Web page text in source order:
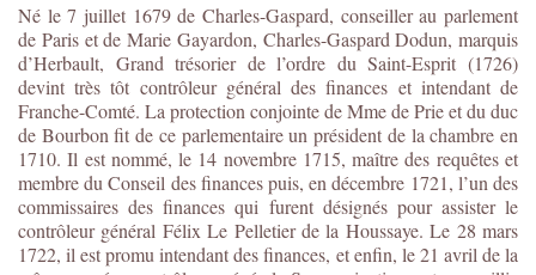
Né le 7 juillet 1679 de Charles-Gaspard, conseiller au parlement
de Paris et de Marie Gayardon, Charles-Gaspard Dodun, marquis
d’Herbault, Grand trésorier de l’ordre du Saint-Esprit (1726)
devint très tôt contrôleur général des finances et intendant de
Franche-Comté. La protection conjointe de Mme de Prie et du duc
de Bourbon fit de ce parlementaire un président de la chambre en
1710. Il est nommé, le 14 novembre 1715, maître des requêtes et
membre du Conseil des finances puis, en décembre 1721, l’un des
commissaires des finances qui furent désignés pour assister le
contrôleur général Félix Le Pelletier de la Houssaye. Le 28 mars
1722, il est promu intendant des finances, et enfin, le 21 avril de la